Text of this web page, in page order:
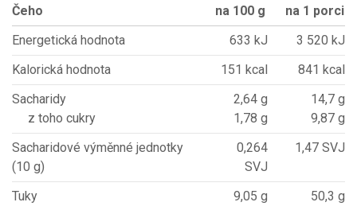
Čeho na 100 g
na 1 porci
Energetická hodnota
633 kJ
3 520 kJ
Kalorická hodnota
151 kcal
841 kcal
Sacharidy
z toho cukry
2,64 g
1,78 g
14,7 g
9,87 g
Sacharidové výměnné jednotky
(10 g)
0,264
SVJ
1,47 SVJ
Tuky
9,05 g
50,3 g